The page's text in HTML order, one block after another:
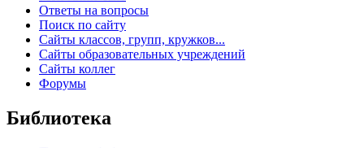
Ответы на вопросы
Поиск по сайту
Сайты классов, групп, кружков...
Сайты образовательных учреждений
Сайты коллег
Форумы
Библиотека